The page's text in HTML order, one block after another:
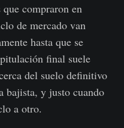
compraron en
de mercado van
hasta que se
final suele
del suelo definitivo
bajista, y justo cuando
a otro.